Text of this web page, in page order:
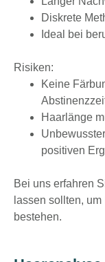
Diskrete
Ideal bei
Risiken:
Keine
Haarlänge
positiven
Bei uns erfahren
lassen sollten,
bestehen.